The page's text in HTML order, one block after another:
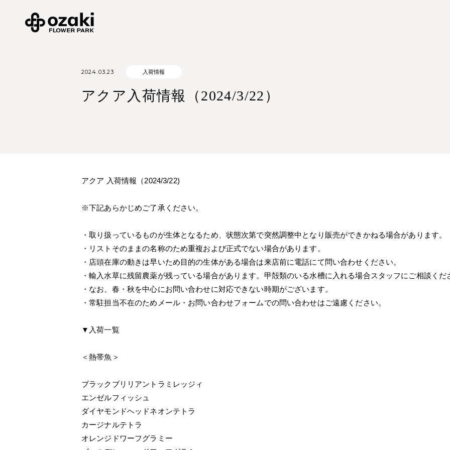
2024.03.23 入荷情報
アクア入荷情報（2024/3/22）
アクア 入荷情報（2024/3/22)
※下記あらかじめご了承ください。
・取り扱っているものが生体となるため、状態次第で突然調整中となり販売ができかねる場合があります。
・リストそのままの名称のため重複および正式でない場合があります。
・店頭在庫の動きは早いため目的の生体がある場合は来店前に電話にて問い合わせください。
・輸入水草に残留農薬が残っている場合があります。甲殻類のいる水槽に入れる場合スタッフにご相談くだ
・なお、春・秋を中心にお問い合わせに対応できない時期がございます。
・常駐担当不在のためメール・お問い合わせフォームでの問い合わせはご遠慮ください。
▼入荷一覧
＜熱帯魚＞
ブラックブリリアントラミレッジィ
エンゼルフィッシュ
ダイヤモンドヘッドネオンテトラ
カージナルテトラ
オレンジドワーフグラミー